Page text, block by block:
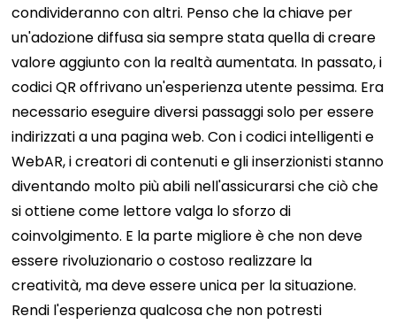
condivideranno con altri. Penso che la chiave per
un'adozione diffusa sia sempre stata quella di creare
valore aggiunto con la realtà aumentata. In passato, i
codici QR offrivano un'esperienza utente pessima. Era
necessario eseguire diversi passaggi solo per essere
indirizzati a una pagina web. Con i codici intelligenti e
WebAR, i creatori di contenuti e gli inserzionisti stanno
diventando molto più abili nell'assicurarsi che ciò che
si ottiene come lettore valga lo sforzo di
coinvolgimento. E la parte migliore è che non deve
essere rivoluzionario o costoso realizzare la
creatività, ma deve essere unica per la situazione.
Rendi l'esperienza qualcosa che non potresti